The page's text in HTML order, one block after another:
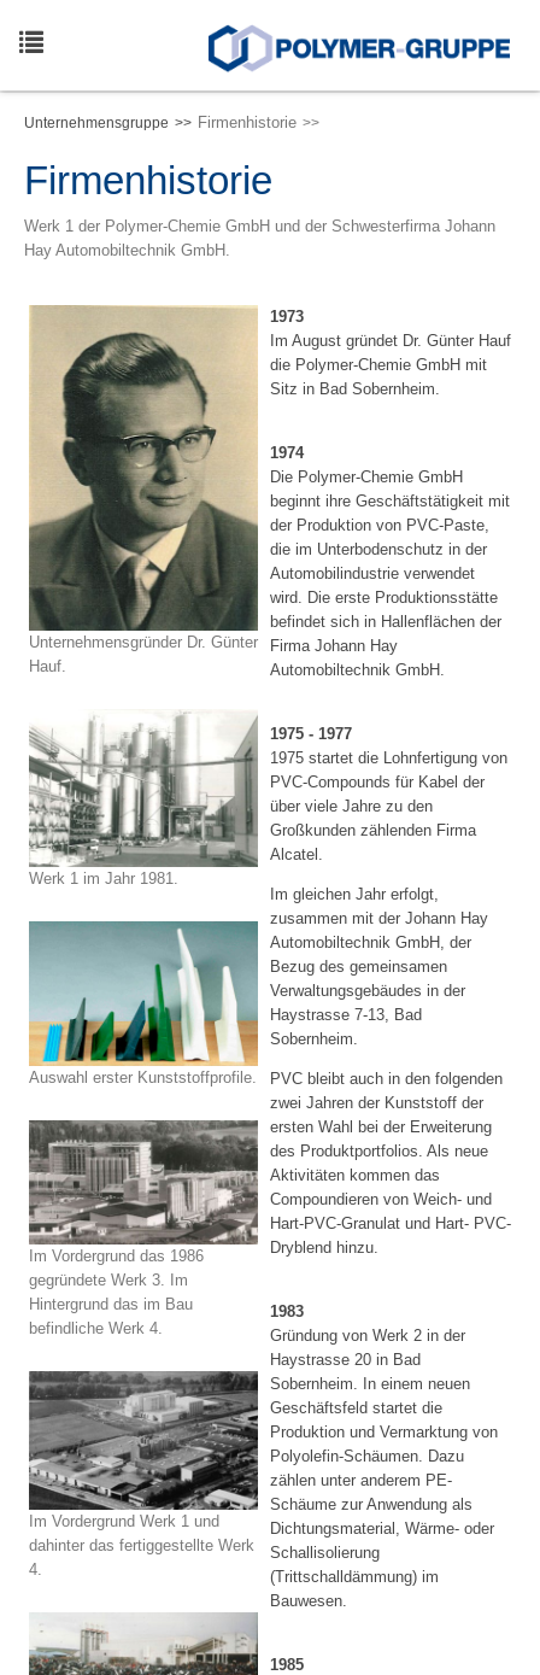
main
navigation
Unternehmensgruppe Firmenhistorie
Firmenhistorie
Werk 1 der Polymer-Chemie GmbH und der Schwesterfirma Johann
Hay Automobiltechnik GmbH.
Unternehmensgründer Dr. Günter
Hauf.
Werk 1 im Jahr 1981.
Auswahl erster Kunststoffprofile.
Im Vordergrund das 1986
gegründete Werk 3. Im
Hintergrund das im Bau
befindliche Werk 4.
Im Vordergrund Werk 1 und
dahinter das fertiggestellte Werk
4.
1973
Im August gründet Dr. Günter Hauf
die Polymer-Chemie GmbH mit
Sitz in Bad Sobernheim.
1974
Die Polymer-Chemie GmbH
beginnt ihre Geschäftstätigkeit mit
der Produktion von PVC-Paste,
die im Unterbodenschutz in der
Automobilindustrie verwendet
wird. Die erste Produktionsstätte
befindet sich in Hallenflächen der
Firma Johann Hay
Automobiltechnik GmbH.
1975 - 1977
1975 startet die Lohnfertigung von
PVC-Compounds für Kabel der
über viele Jahre zu den
Großkunden zählenden Firma
Alcatel.
Im gleichen Jahr erfolgt,
zusammen mit der Johann Hay
Automobiltechnik GmbH, der
Bezug des gemeinsamen
Verwaltungsgebäudes in der
Haystrasse 7-13, Bad
Sobernheim.
PVC bleibt auch in den folgenden
zwei Jahren der Kunststoff der
ersten Wahl bei der Erweiterung
des Produktportfolios. Als neue
Aktivitäten kommen das
Compoundieren von Weich- und
Hart-PVC-Granulat und Hart- PVC-
Dryblend hinzu.
1983
Gründung von Werk 2 in der
Haystrasse 20 in Bad
Sobernheim. In einem neuen
Geschäftsfeld startet die
Produktion und Vermarktung von
Polyolefin-Schäumen. Dazu
zählen unter anderem PE-
Schäume zur Anwendung als
Dichtungsmaterial, Wärme- oder
Schallisolierung
(Trittschalldämmung) im
Bauwesen.
1985